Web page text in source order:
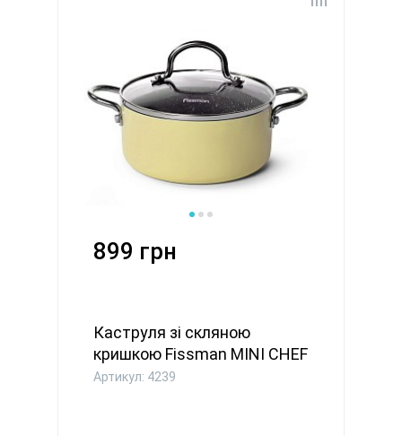
899 грн
Каструля зі скляною
кришкою Fissman MINI CHEF
16x7...
Артикул: 4239